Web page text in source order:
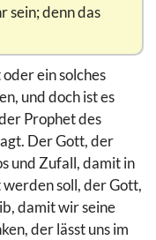
sein; denn das
ein solches
und doch ist es
Prophet des
Der Gott, der
und Zufall, damit in
soll, der Gott,
damit wir seine
der lässt uns im